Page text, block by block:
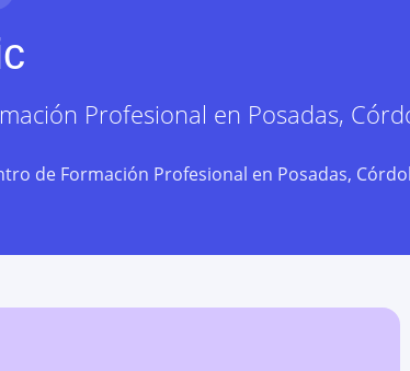
Profesional en Posadas,
de Formación Profesional en Posadas,